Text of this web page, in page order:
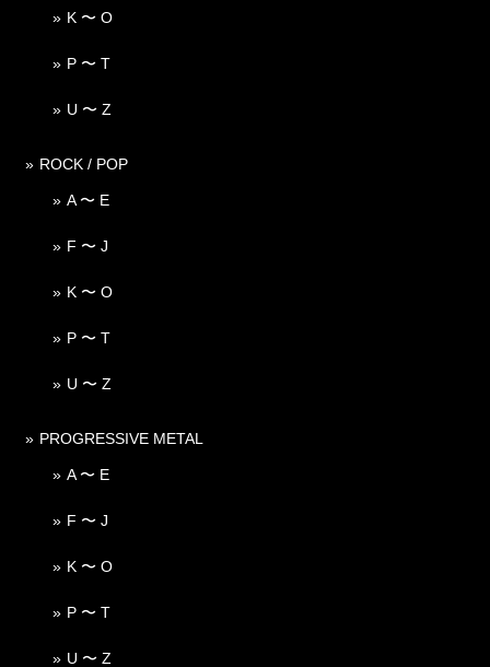
K 〜 O
P 〜 T
U 〜 Z
ROCK / POP
A 〜 E
F 〜 J
K 〜 O
P 〜 T
U 〜 Z
PROGRESSIVE METAL
A 〜 E
F 〜 J
K 〜 O
P 〜 T
U 〜 Z